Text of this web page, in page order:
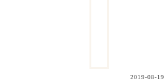
2019-08-19